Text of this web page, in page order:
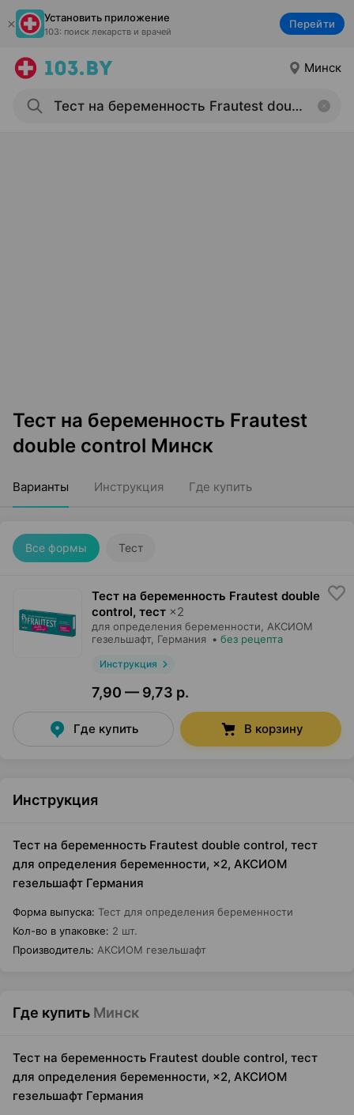
Установить приложение
103: поиск лекарств и врачей
Перейти
Минск
Тест на беременность Frautest
double control Минск
Варианты Инструкция Где купить
Все формы Тест
Тест на беременность Frautest double
control, тест ×2
для определения беременности,
АКСИОМ
гезельшафт, Германия • без рецепта
Инструкция
7,90 — 9,73 р.
Где купить В корзину
Инструкция
Тест на беременность Frautest double control, тест
для определения беременности, ×2, АКСИОМ
гезельшафт Германия
Форма выпуска: Тест для определения беременности
Кол-во в упаковке: 2 шт.
Производитель: АКСИОМ гезельшафт
Где купить Минск
Тест на беременность Frautest double control, тест
для определения беременности, ×2, АКСИОМ
гезельшафт Германия